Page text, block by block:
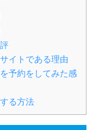
イトである理由
予約をしてみた感
る方法